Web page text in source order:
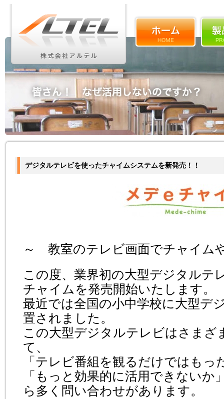
デジタルテレビを使ったチャイムシステムを新発売！！
～ 教室のテレビ画面でチャイ
この度、業界初の大型デジタルテ
チャイムを発売開始いたします。
最近では全国の小中学校に大型デ
置されました。
この大型デジタルテレビはさまざ
て、
「テレビ番組を観るだけではもっ
「もっと効果的に活用できないか
ら多く問い合わせがあります。